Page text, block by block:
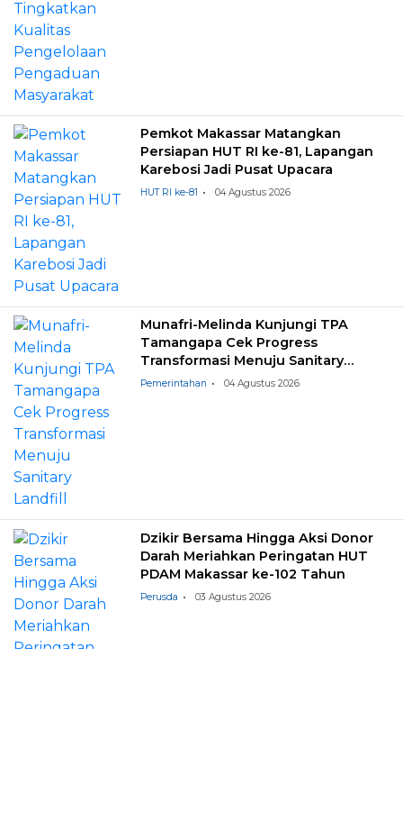
Pemkot Makassar Matangkan
Persiapan HUT RI ke-81, Lapangan
Karebosi Jadi Pusat Upacara
HUT RI ke-81 04 Agustus 2026
Munafri-Melinda Kunjungi TPA
Tamangapa Cek Progress
Transformasi Menuju Sanitary
Landfill
Pemerintahan 04 Agustus 2026
Dzikir Bersama Hingga Aksi Donor
Darah Meriahkan Peringatan HUT
PDAM Makassar ke-102 Tahun
Perusda 03 Agustus 2026